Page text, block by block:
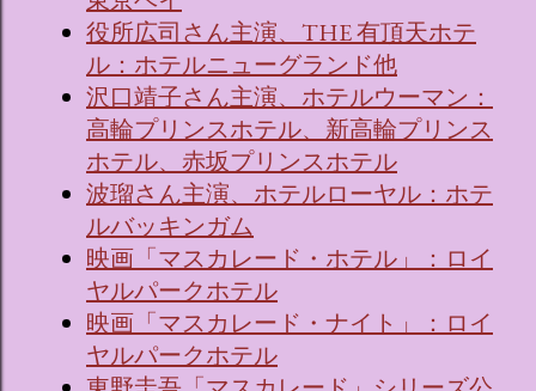
役所広司さん主演、THE 有頂天ホテ
ル：ホテルニューグランド他
沢口靖子さん主演、ホテルウーマン：
高輪プリンスホテル、新高輪プリンス
ホテル、赤坂プリンスホテル
波瑠さん主演、ホテルローヤル：ホテ
ルバッキンガム
映画「マスカレード・ホテル」：ロイ
ヤルパークホテル
映画「マスカレード・ナイト」：ロイ
ヤルパークホテル